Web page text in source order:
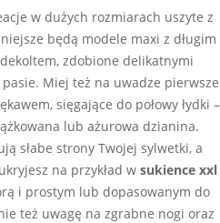
w dużych rozmiarach uszyte z
będą modele maxi z długim
zdobione delikatnymi
Miej też na uwadze pierwsze
sięgające do połowy łydki –
lub ażurowa dzianina.
słabe strony Twojej sylwetki, a
na przykład w sukience xxl
i prostym lub dopasowanym do
też uwagę na zgrabne nogi oraz